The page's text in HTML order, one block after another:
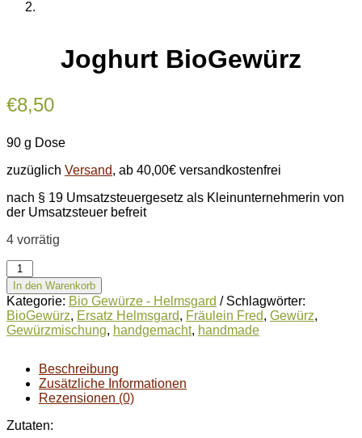
Joghurt BioGewürz
€8,50
90 g Dose
zuzüglich Versand, ab 40,00€ versandkostenfrei
nach § 19 Umsatzsteuergesetz als Kleinunternehmerin von
der Umsatzsteuer befreit
4 vorrätig
Joghurt
BioGewürz
Menge
In den Warenkorb
Kategorie: Bio Gewürze - Helmsgard
Schlagwörter:
BioGewürz, Ersatz Helmsgard, Fräulein Fred, Gewürz,
Gewürzmischung, handgemacht, handmade
Beschreibung
Zusätzliche Informationen
Rezensionen (0)
Zutaten: